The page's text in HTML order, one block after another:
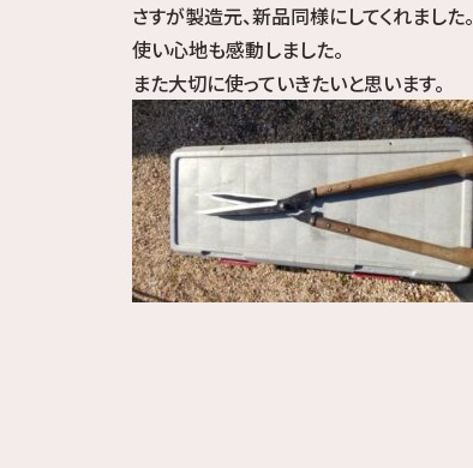
さすが製造元、新品同様にしてくれました。
使い心地も感動しました。
また大切に使っていきたいと思います。